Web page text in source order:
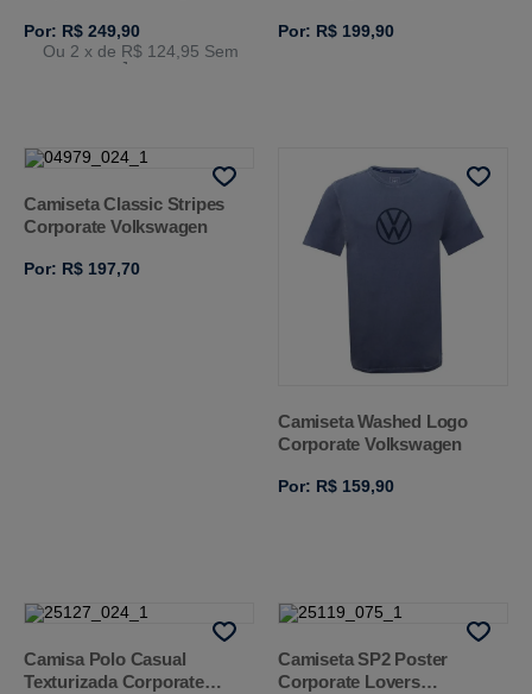
Por: R$ 249,90
Ou 2 x de R$ 124,95 Sem
Juros
Por: R$ 199,90
Camiseta Classic Stripes
Corporate Volkswagen
Por: R$ 197,70
Camiseta Washed Logo
Corporate Volkswagen
Por: R$ 159,90
Camisa Polo Casual
Texturizada Corporate
Camiseta SP2 Poster
Corporate Lovers